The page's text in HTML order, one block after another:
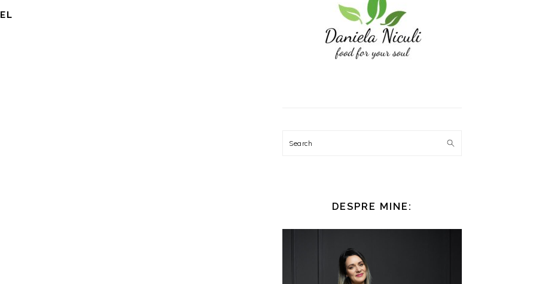
Search
DESPRE MINE: